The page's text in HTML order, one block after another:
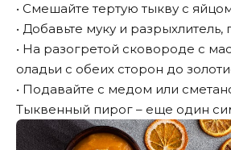
• Смешайте тертую тыкву с
• Добавьте муку и
• На разогретой сковороде с
оладьи с обеих сторон до
• Подавайте с медом или
Тыквенный пирог – еще один